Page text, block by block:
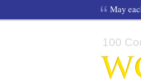
May
100